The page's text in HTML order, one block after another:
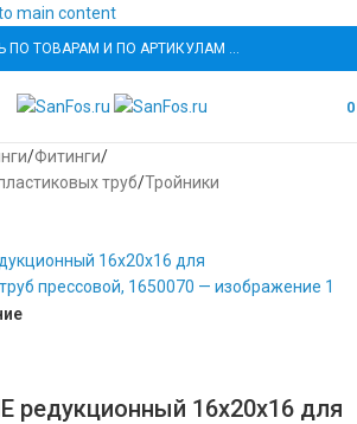
main content
ПО ТОВАРАМ И ПО АРТИКУЛАМ …
0
/Фитинги/
труб/Тройники
редукционный 16x20x16 для